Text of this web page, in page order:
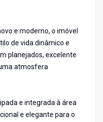
e moderno, o imóvel
de vida dinâmico e
planejados, excelente
atmosfera
e integrada à área
e elegante para o